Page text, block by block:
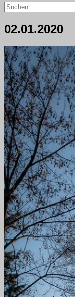
Suchen
nach:
02.01.2020
3.
Januar
2020
•
testbaum